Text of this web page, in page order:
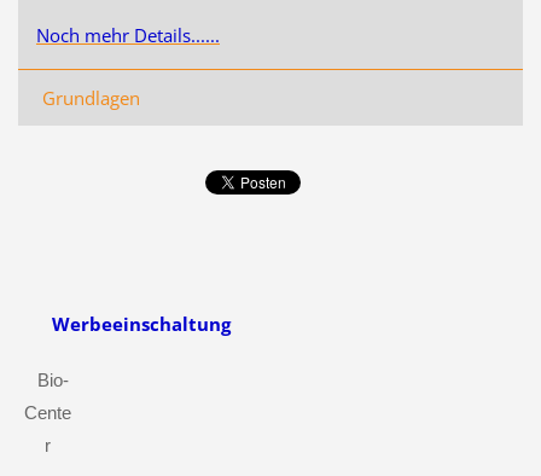
Noch mehr Details......
Grundlagen
Werbeeinschaltung
Bio-
Cente
r